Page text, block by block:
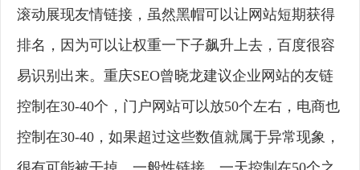
滚动展现友情链接，虽然黑帽可以让网站短期获得
排名，因为可以让权重一下子飙升上去，百度很容
易识别出来。重庆SEO曾晓龙建议企业网站的友链
控制在30-40个，门户网站可以放50个左右，电商也
控制在30-40，如果超过这些数值就属于异常现象，